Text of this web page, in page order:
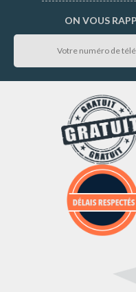
ON VOUS